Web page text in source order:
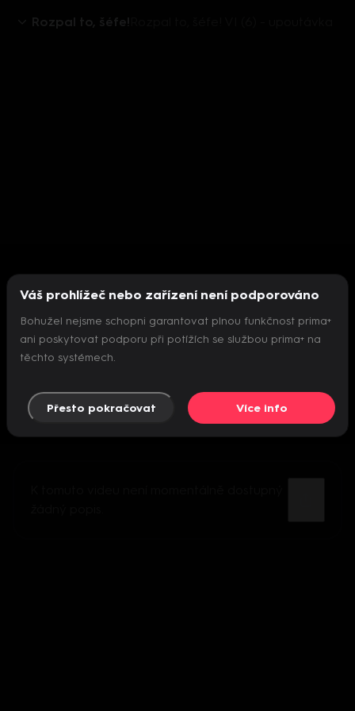
Rozpal to, šéfe!
Nepodařilo se inicializovat přehrávač
Váš prohlížeč nebo zařízení není podporováno
Bohužel nejsme schopni garantovat plnou funkčnost prima+
ani poskytovat podporu při potížích se službou prima+ na
těchto systémech.
Přesto pokračovat Více info